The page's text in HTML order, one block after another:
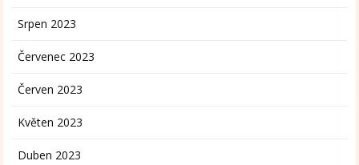
Srpen 2023
Červenec 2023
Červen 2023
Květen 2023
Duben 2023